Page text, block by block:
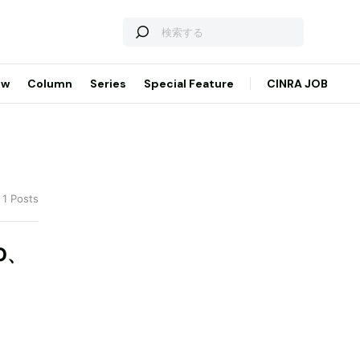
Column Series Special Feature CINRA JOB
Posts